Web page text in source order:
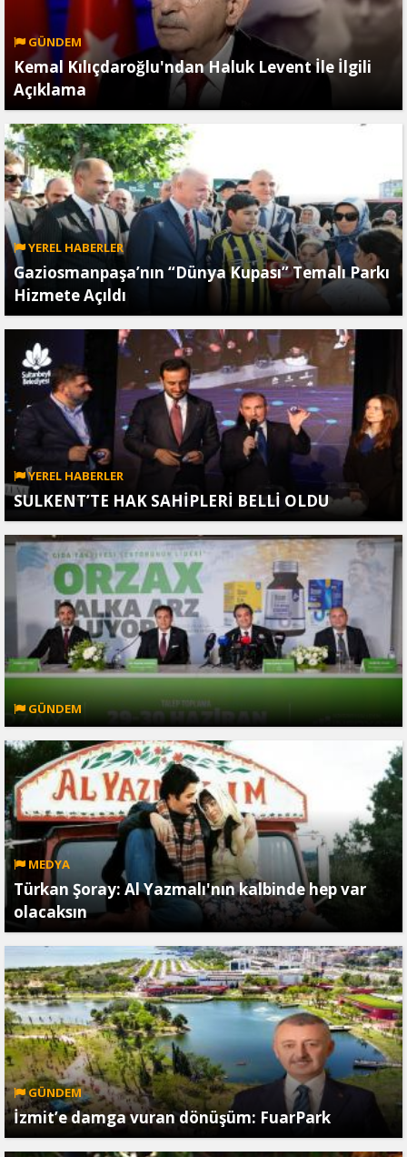
GÜNDEM
Kemal Kılıçdaroğlu'ndan Haluk Levent İle İlgili
Açıklama
YEREL HABERLER
Gaziosmanpaşa’nın “Dünya Kupası” Temalı Parkı
Hizmete Açıldı
YEREL HABERLER
SULKENT’TE HAK SAHİPLERİ BELLİ OLDU
GÜNDEM
MEDYA
Türkan Şoray: Al Yazmalı'nın kalbinde hep var
olacaksın
GÜNDEM
İzmit’e damga vuran dönüşüm: FuarPark